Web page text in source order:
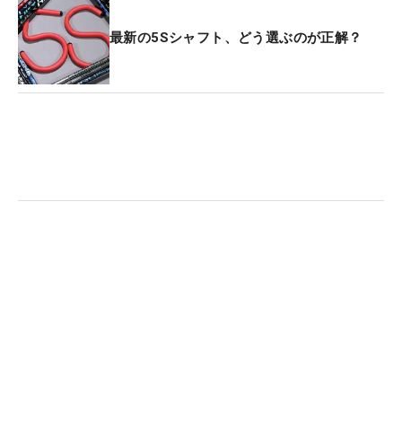
たいです」と胸を張って白い歯を見せた。
19年からツアーに出場できる予選会（QT）を受験
できるのはJLPGA会員のみと規定が変わった。プロ
最新の5Sシャフト、どう選ぶのが正解？